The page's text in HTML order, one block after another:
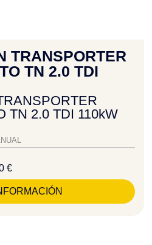
TRANSPORTER
TN 2.0 TDI
TN 2.0 TDI 110kW
€